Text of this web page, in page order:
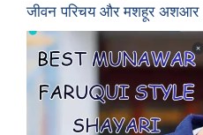
जीवन परिचय और मशहूर अशआर